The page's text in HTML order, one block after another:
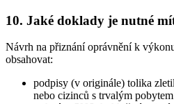
10. Jaké doklady je nutné
Návrh na přiznání oprávnění k
obsahovat:
podpisy (v originále) tolika
nebo cizinců s trvalým